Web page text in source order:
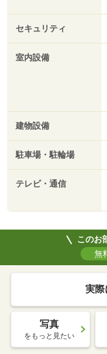
セキュリティ
室内設備
建物設備
駐車場・駐輪場
テレビ・通信
このお
無
実際
写真
をもっと見たい